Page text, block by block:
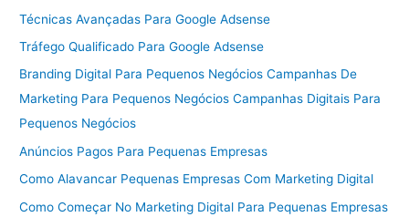
Técnicas Avançadas Para Google Adsense
Tráfego Qualificado Para Google Adsense
Branding Digital Para Pequenos Negócios Campanhas De
Marketing Para Pequenos Negócios Campanhas Digitais Para
Pequenos Negócios
Anúncios Pagos Para Pequenas Empresas
Como Alavancar Pequenas Empresas Com Marketing Digital
Como Começar No Marketing Digital Para Pequenas Empresas